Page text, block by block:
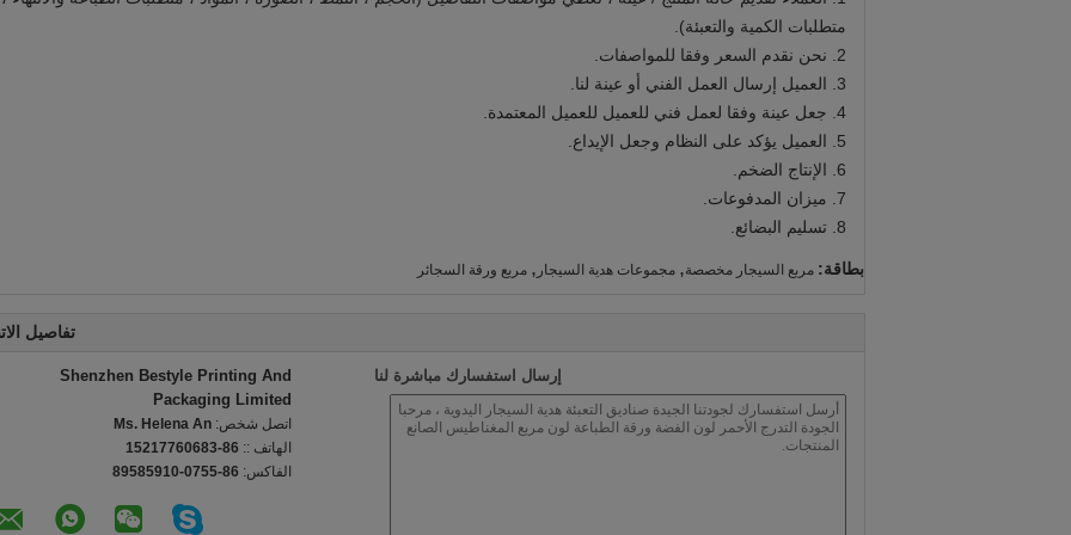
متطلبات الكمية والتعبئة).
2. نحن نقدم السعر وفقا للمواصفات.
3. العميل إرسال العمل الفني أو عينة لنا.
4. جعل عينة وفقا لعمل فني للعميل للعميل المعتمدة.
5. العميل يؤكد على النظام وجعل الإيداع.
6. الإنتاج الضخم.
7. ميزان المدفوعات.
8. تسليم البضائع.
بطاقة: مربع السيجار مخصصة, مجموعات هدية السيجار , مربع ورقة السجائر
تفاصيل
Shenzhen Bestyle Printing And
Packaging Limited
اتصل شخص: Ms. Helena An
الهاتف :: 86-15217760683
الفاكس: 86-0755-89585910
إرسال استفسارك مباشرة لنا